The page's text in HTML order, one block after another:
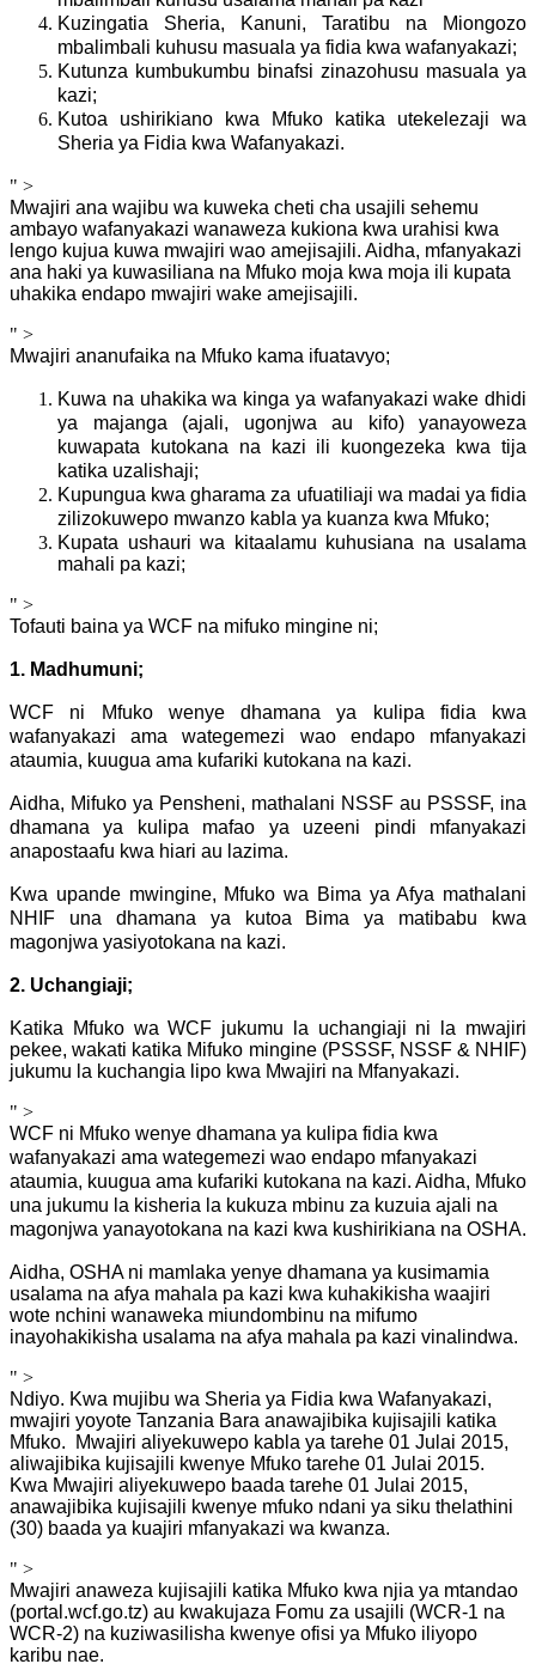
Kuzingatia Sheria, Kanuni, Taratibu na Miongozo
mbalimbali kuhusu masuala ya fidia kwa wafanyakazi;
Kutunza kumbukumbu binafsi zinazohusu masuala ya
kazi;
Kutoa ushirikiano kwa Mfuko katika utekelezaji wa
Sheria ya Fidia kwa Wafanyakazi.
" >
Mwajiri ana wajibu wa kuweka cheti cha usajili sehemu
ambayo wafanyakazi wanaweza kukiona kwa urahisi kwa
lengo kujua kuwa mwajiri wao amejisajili. Aidha, mfanyakazi
ana haki ya kuwasiliana na Mfuko moja kwa moja ili kupata
uhakika endapo mwajiri wake amejisajili.
" >
Mwajiri ananufaika na Mfuko kama ifuatavyo;
Kuwa na uhakika wa kinga ya wafanyakazi wake dhidi
ya majanga (ajali, ugonjwa au kifo) yanayoweza
kuwapata kutokana na kazi ili kuongezeka kwa tija
katika uzalishaji;
Kupungua kwa gharama za ufuatiliaji wa madai ya fidia
zilizokuwepo mwanzo kabla ya kuanza kwa Mfuko;
Kupata ushauri wa kitaalamu kuhusiana na usalama
mahali pa kazi;
" >
Tofauti baina ya WCF na mifuko mingine ni;
1. Madhumuni;
WCF ni Mfuko wenye dhamana ya kulipa fidia kwa
wafanyakazi ama wategemezi wao endapo mfanyakazi
ataumia, kuugua ama kufariki kutokana na kazi.
Aidha, Mifuko ya Pensheni, mathalani NSSF au PSSSF, ina
dhamana ya kulipa mafao ya uzeeni pindi mfanyakazi
anapostaafu kwa hiari au lazima.
Kwa upande mwingine, Mfuko wa Bima ya Afya mathalani
NHIF una dhamana ya kutoa Bima ya matibabu kwa
magonjwa yasiyotokana na kazi.
2. Uchangiaji;
Katika Mfuko wa WCF jukumu la uchangiaji ni la mwajiri
pekee, wakati katika Mifuko mingine (PSSSF, NSSF & NHIF)
jukumu la kuchangia lipo kwa Mwajiri na Mfanyakazi.
" >
WCF ni Mfuko wenye dhamana ya kulipa fidia kwa
wafanyakazi ama wategemezi wao endapo mfanyakazi
ataumia, kuugua ama kufariki kutokana na kazi. Aidha, Mfuko
una jukumu la kisheria la kukuza mbinu za kuzuia ajali na
magonjwa yanayotokana na kazi kwa kushirikiana na OSHA.
Aidha, OSHA ni mamlaka yenye dhamana ya kusimamia
usalama na afya mahala pa kazi kwa kuhakikisha waajiri
wote nchini wanaweka miundombinu na mifumo
inayohakikisha usalama na afya mahala pa kazi vinalindwa.
" >
Ndiyo. Kwa mujibu wa Sheria ya Fidia kwa Wafanyakazi,
mwajiri yoyote Tanzania Bara anawajibika kujisajili katika
Mfuko. Mwajiri aliyekuwepo kabla ya tarehe 01 Julai 2015,
aliwajibika kujisajili kwenye Mfuko tarehe 01 Julai 2015.
Kwa Mwajiri aliyekuwepo baada tarehe 01 Julai 2015,
anawajibika kujisajili kwenye mfuko ndani ya siku thelathini
(30) baada ya kuajiri mfanyakazi wa kwanza.
" >
Mwajiri anaweza kujisajili katika Mfuko kwa njia ya mtandao
(portal.wcf.go.tz) au kwakujaza Fomu za usajili (WCR-1 na
WCR-2) na kuziwasilisha kwenye ofisi ya Mfuko iliyopo
karibu nae.